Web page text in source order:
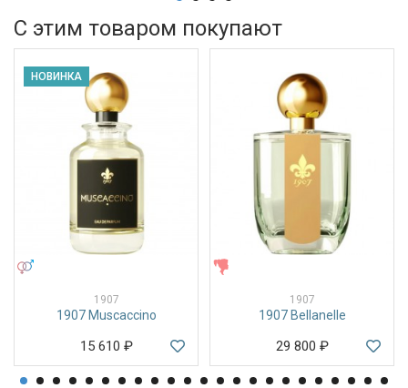
С этим товаром покупают
НОВИНКА
1907
1907 Muscaccino
15 610 ₽
1907
1907 Bellanelle
29 800 ₽